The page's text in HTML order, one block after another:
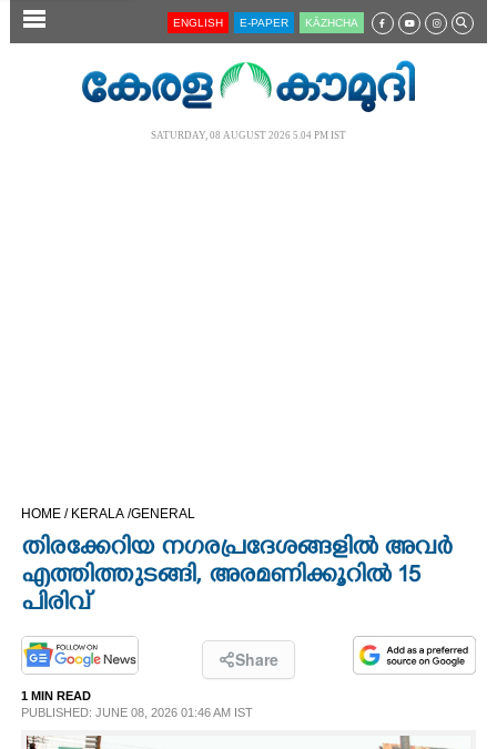
SECTIONS
CINEMA
OPINION
PHOTOS
LIFESTYLE
ENGLISH E-PAPER KĀZHCHA
SATURDAY, 08 AUGUST 2026 5.04 PM IST
HOME / KERALA /GENERAL
തിരക്കേറിയ നഗരപ്രദേശങ്ങളിൽ അവർ
എത്തിത്തുടങ്ങി,​ അരമണിക്കൂറിൽ 15
പിരിവ്
Share
1 MIN READ
PUBLISHED: JUNE 08, 2026 01:46 AM IST